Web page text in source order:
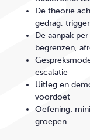
De theorie
gedrag,
De aanpak
begrenzen,
escalatie
Uitleg en
voordoet
Oefening:
groepen